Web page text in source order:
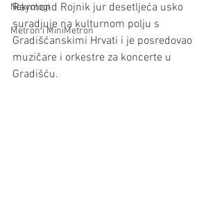
Nekrologi
Metron i MiniMetron
Raymond Rojnik jur desetljeća usko
suradjuje na kulturnom polju s
Gradišćanskimi Hrvati i je posredovao
muzičare i orkestre za koncerte u
Gradišću.